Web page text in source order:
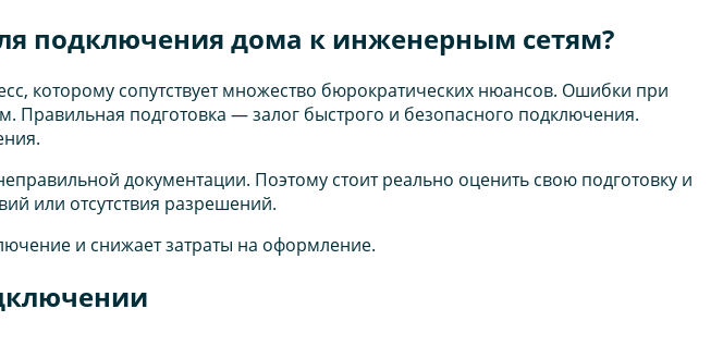
подключения дома к инженерным сетям?
которому сопутствует множество бюрократических нюансов. Ошибки при
Правильная подготовка — залог быстрого и безопасного подключения.
документации. Поэтому стоит реально оценить свою подготовку и
или отсутствия разрешений.
и снижает затраты на оформление.